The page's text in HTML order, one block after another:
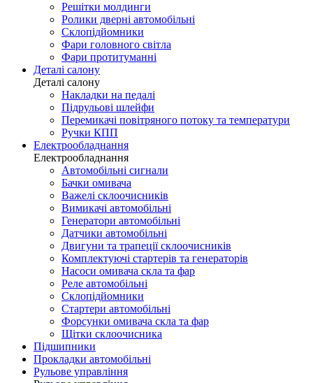
Решітки молдинги
Ролики дверні автомобільні
Склопідйомники
Фари головного світла
Фари протитуманні
Деталі салону
Деталі салону
Накладки на педалі
Підрульові шлейфи
Перемикачі повітряного потоку та температури
Ручки КПП
Електрообладнання
Електрообладнання
Автомобільні сигнали
Бачки омивача
Важелі склоочисників
Вимикачі автомобільні
Генератори автомобільні
Датчики автомобільні
Двигуни та трапеції склоочисників
Комплектуючі стартерів та генераторів
Насоси омивача скла та фар
Реле автомобільні
Склопідйомники
Стартери автомобільні
Форсунки омивача скла та фар
Щітки склоочисника
Підшипники
Прокладки автомобільні
Рульове управління